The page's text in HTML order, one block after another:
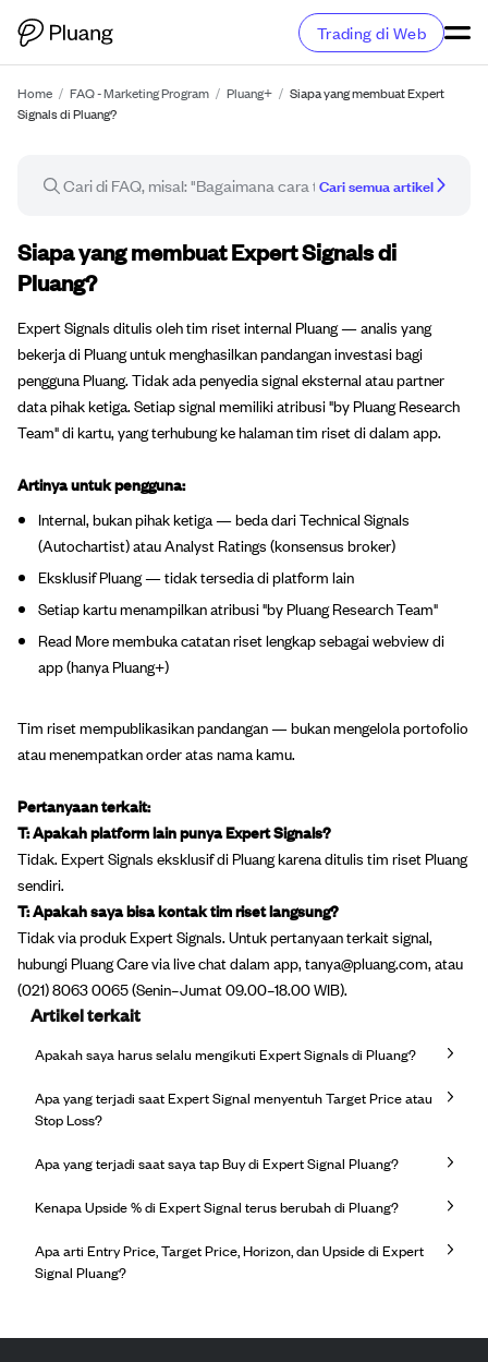
Trading di Web
Home / FAQ - Marketing Program / Pluang+ / Siapa yang membuat Expert
Signals di Pluang?
Cari semua artikel
Artikel FAQ
Siapa yang membuat Expert Signals di
Pluang?
Expert Signals ditulis oleh tim riset internal Pluang — analis yang
bekerja di Pluang untuk menghasilkan pandangan investasi bagi
pengguna Pluang. Tidak ada penyedia signal eksternal atau partner
data pihak ketiga. Setiap signal memiliki atribusi "by Pluang Research
Team" di kartu, yang terhubung ke halaman tim riset di dalam app.
Artinya untuk pengguna:
Internal, bukan pihak ketiga — beda dari Technical Signals
(Autochartist) atau Analyst Ratings (konsensus broker)
Eksklusif Pluang — tidak tersedia di platform lain
Setiap kartu menampilkan atribusi "by Pluang Research Team"
Read More membuka catatan riset lengkap sebagai webview di
app (hanya Pluang+)
Tim riset mempublikasikan pandangan — bukan mengelola portofolio
atau menempatkan order atas nama kamu.
Pertanyaan terkait:
T: Apakah platform lain punya Expert Signals?
Tidak. Expert Signals eksklusif di Pluang karena ditulis tim riset Pluang
sendiri.
T: Apakah saya bisa kontak tim riset langsung?
Tidak via produk Expert Signals. Untuk pertanyaan terkait signal,
hubungi Pluang Care via live chat dalam app, tanya@pluang.com, atau
(021) 8063 0065 (Senin–Jumat 09.00–18.00 WIB).
Artikel terkait
Apakah saya harus selalu mengikuti Expert Signals di Pluang?
Apa yang terjadi saat Expert Signal menyentuh Target Price atau
Stop Loss?
Apa yang terjadi saat saya tap Buy di Expert Signal Pluang?
Kenapa Upside % di Expert Signal terus berubah di Pluang?
Apa arti Entry Price, Target Price, Horizon, dan Upside di Expert
Signal Pluang?